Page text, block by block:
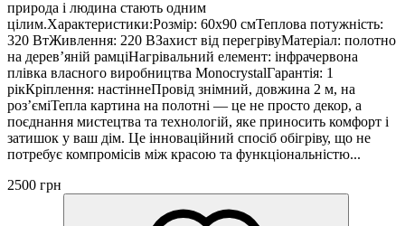
природа і людина стають одним
цілим.Характеристики:Розмір: 60х90 смТеплова потужність:
320 ВтЖивлення: 220 ВЗахист від перегрівуМатеріал: полотно
на дерев’яній рамціНагрівальний елемент: інфрачервона
плівка власного виробництва MonocrystalГарантія: 1
рікКріплення: настіннеПровід знімний, довжина 2 м, на
роз’єміТепла картина на полотні — це не просто декор, а
поєднання мистецтва та технологій, яке приносить комфорт і
затишок у ваш дім. Це інноваційний спосіб обігріву, що не
потребує компромісів між красою та функціональністю...
2500 грн